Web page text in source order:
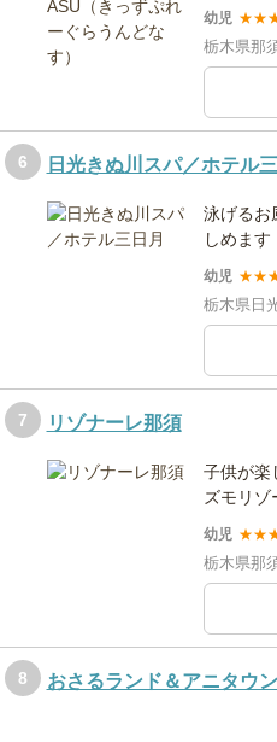
幼児 ★★
栃木県那
6 日光きぬ川スパ／ホテル
泳げるお
しめます
幼児 ★★
栃木県日
7 リゾナーレ那須
子供が楽
ズモリゾ
幼児 ★★
栃木県那
8 おさるランド＆アニタウン